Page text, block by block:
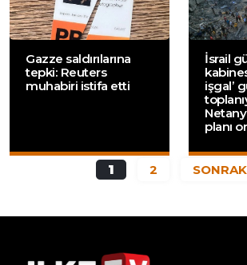
Gazze saldırılarına
tepki: Reuters
muhabiri istifa etti
İsrail
işgal’
planı
1 2